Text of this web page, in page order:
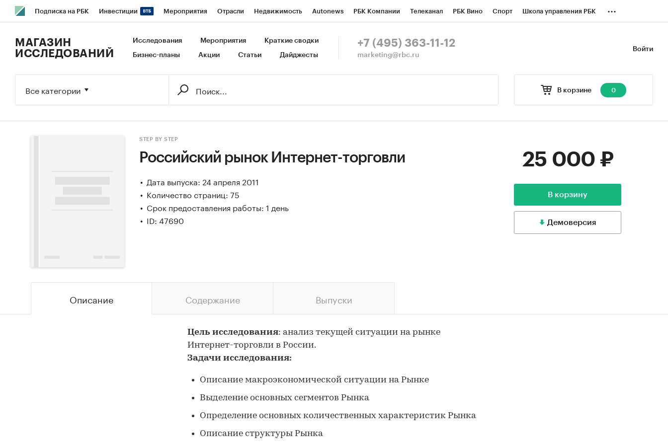
Подписка на РБК Инвестиции Мероприятия Отрасли Недвижимость Autonews РБК Компании Телеканал РБК Вино Спорт Школа управления РБК
Исследования Кредитные рейтинги Франшизы Газета Спецпроекты СПб Конференции СПб Спецпроекты
...
Войти
МАГАЗИН
ИССЛЕДОВАНИЙ
Исследования Мероприятия Краткие сводки
Бизнес-планы Акции Статьи Дайджесты
+7 (495) 363-11-12
marketing@rbc.ru
В корзине 0
Все категории
STEP BY STEP
Российский рынок Интернет-торговли
Дата выпуска: 24 апреля 2011
Количество страниц: 75
Срок предоставления работы: 1 день
ID: 47690
25 000 ₽
В корзину
Демоверсия
Описание Содержание Выпуски
Цель исследования: анализ текущей ситуации на рынке
Интернет-торговли в России.
Задачи исследования:
Описание макроэкономической ситуации на Рынке
Выделение основных сегментов Рынка
Определение основных количественных характеристик Рынка
Описание структуры Рынка